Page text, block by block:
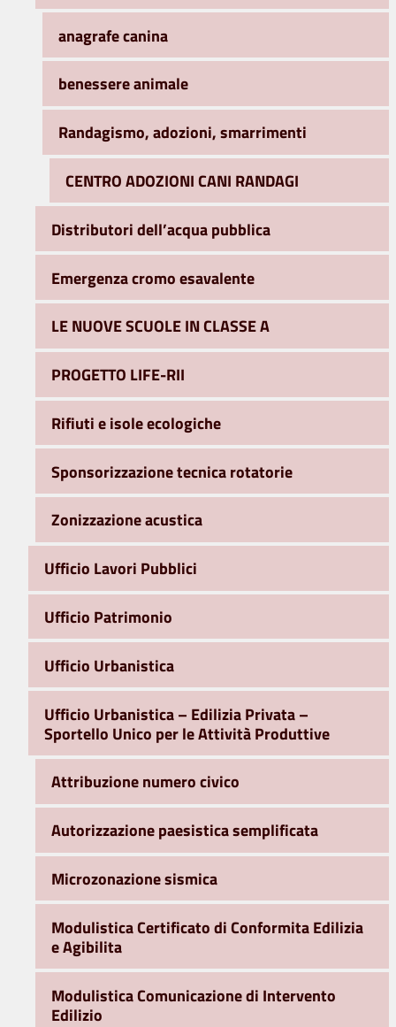
anagrafe canina
benessere animale
Randagismo, adozioni, smarrimenti
CENTRO ADOZIONI CANI RANDAGI
Distributori dell’acqua pubblica
Emergenza cromo esavalente
LE NUOVE SCUOLE IN CLASSE A
PROGETTO LIFE-RII
Rifiuti e isole ecologiche
Sponsorizzazione tecnica rotatorie
Zonizzazione acustica
Ufficio Lavori Pubblici
Ufficio Patrimonio
Ufficio Urbanistica
Ufficio Urbanistica – Edilizia Privata –
Sportello Unico per le Attività Produttive
Attribuzione numero civico
Autorizzazione paesistica semplificata
Microzonazione sismica
Modulistica Certificato di Conformita Edilizia
e Agibilita
Modulistica Comunicazione di Intervento
Edilizio